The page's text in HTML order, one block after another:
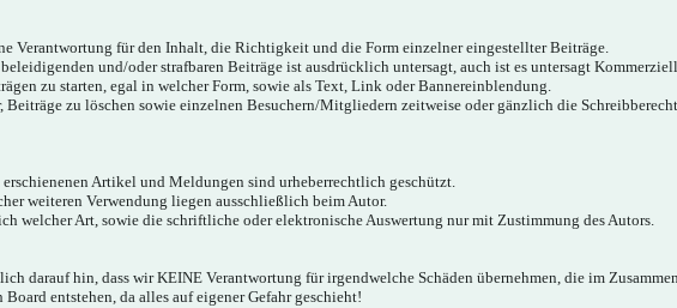
Verantwortung für den Inhalt, die Richtigkeit und die Form einzelner eingestellter Beiträge.
und/oder strafbaren Beiträge ist ausdrücklich untersagt, auch ist es untersagt
zu starten, egal in welcher Form, sowie als Text, Link oder Bannereinblendung.
Beiträge zu löschen sowie einzelnen Besuchern/Mitgliedern zeitweise oder gänzlich die
Artikel und Meldungen sind urheberrechtlich geschützt.
weiteren Verwendung liegen ausschließlich beim Autor.
welcher Art, sowie die schriftliche oder elektronische Auswertung nur mit Zustimmung des Autors.
darauf hin, dass wir KEINE Verantwortung für irgendwelche Schäden übernehmen, die im
entstehen, da alles auf eigener Gefahr geschieht!